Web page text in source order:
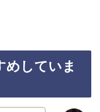
めしていま